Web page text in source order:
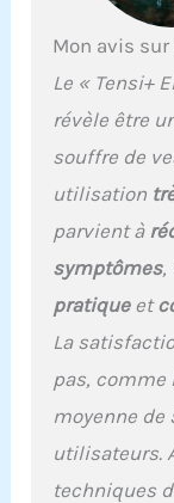
Mon avis
Le « Tensi+
révèle être
souffre de
utilisation
parvient à
symptômes,
pratiqueet
La
pas, comme
moyenne
utilisateurs.
techniques